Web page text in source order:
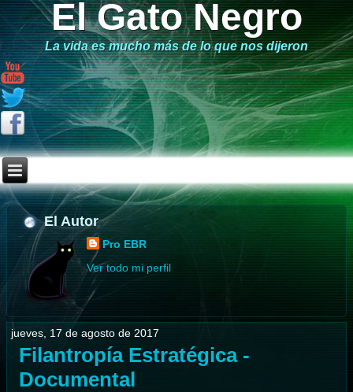
El Gato Negro
La vida es mucho más de lo que nos dijeron
El Autor
Pro EBR
Ver todo mi perfil
jueves, 17 de agosto de 2017
Filantropía Estratégica -
Documental